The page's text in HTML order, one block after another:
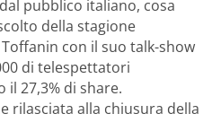
pubblico italiano, cosa
della stagione
con il suo talk-show
di telespettatori
27,3% di share.
rilasciata alla chiusura della